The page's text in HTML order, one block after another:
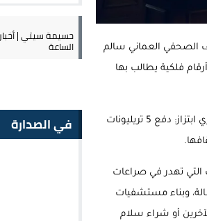
الصحفي العماني سالم
نارية عبر قناة (بي بي سي عربية) يوم 20 مارس 2026، عن أرقام فلكية يطالب بها
التصريحات التي نزلت كالصاعقة، تؤكد أن الإدارة الأمريكية تضع المنطقة أمام خياري ابتزاز: دفع 5 تريليونات
تهدر في صراعات
وبناء مستشفيات
أو شراء سلام
حسيمة سيتي |
الساعة
في الصدارة